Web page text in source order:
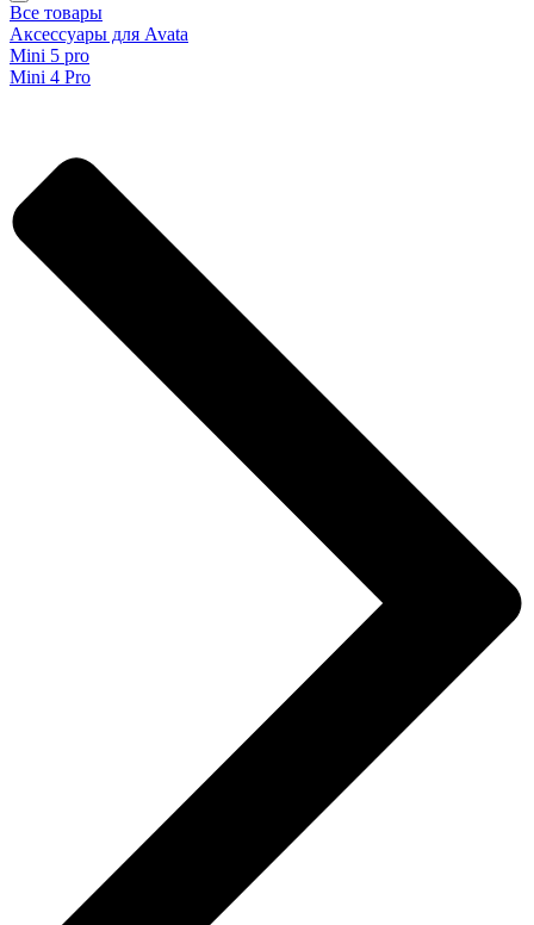
Все товары
Аксессуары для Avata
Mini 5 pro
Mini 4 Pro